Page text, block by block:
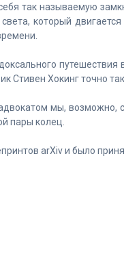
так называемую
который
путешествия
Стивен Хокинг точно так
мы, возможно,
пары колец.
arXiv и было